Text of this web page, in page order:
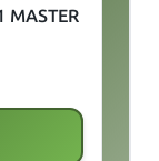
MASTER